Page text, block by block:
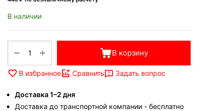
В наличии
+
− В корзину
В избранное Сравнить Задать вопрос
Доставка 1–2 дня
Доставка до транспортной компании - бесплатно